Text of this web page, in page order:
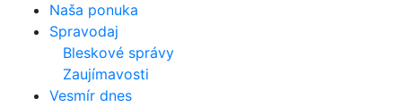
Naša ponuka
Spravodaj
Bleskové správy
Zaujímavosti
Vesmír dnes